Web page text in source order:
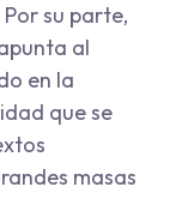
su parte,
al
en la
que se
masas